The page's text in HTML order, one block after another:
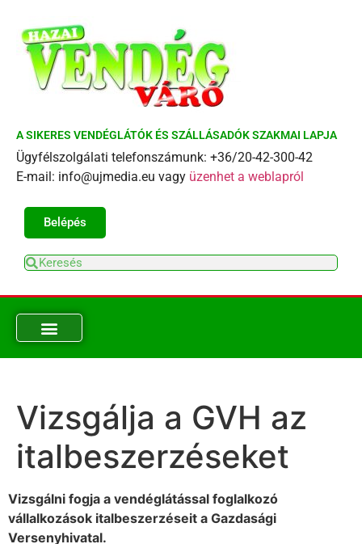
A SIKERES VENDÉGLÁTÓK ÉS SZÁLLÁSADÓK SZAKMAI LAPJA
Ügyfélszolgálati telefonszámunk: +36/20-42-300-42
E-mail: info@ujmedia.eu vagy üzenhet a weblapról
Belépés
Vizsgálja a GVH az
italbeszerzéseket
Vizsgálni fogja a vendéglátással foglalkozó
vállalkozások italbeszerzéseit a Gazdasági
Versenyhivatal.